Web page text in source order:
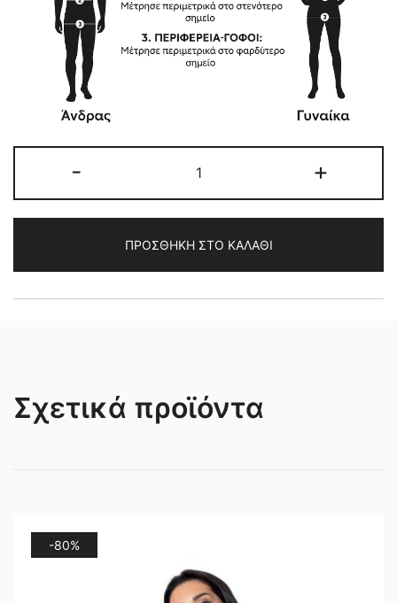
-
ΔΕΡΜΑΤΙΝΟ
PERFECTO
+
ΠΡΟΣΘΉΚΗ ΣΤΟ ΚΑΛΆΘΙ
Σχετικά προϊόντα
-80%